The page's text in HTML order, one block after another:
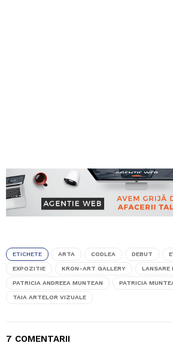
ETICHETE ARTA CODLEA DEBUT
EXPOZITIE KRON-ART GALLERY LANSARE
PATRICIA ANDREEA MUNTEAN PATRICIA
TAIA ARTELOR VIZUALE
7 COMENTARII